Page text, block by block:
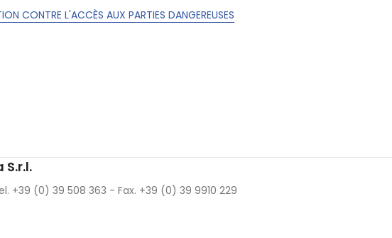
CONTRE L'ACCÈS AUX PARTIES DANGEREUSES
S.r.l.
+39 (0) 39 508 363 - Fax. +39 (0) 39 9910 229